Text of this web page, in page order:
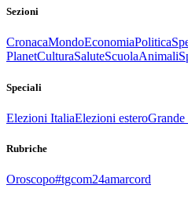
Sezioni
CronacaMondoEconomiaPolitica
PlanetCulturaSaluteScuolaAnimali
Speciali
Elezioni ItaliaElezioni estero
Rubriche
Oroscopo#tgcom24amarcord